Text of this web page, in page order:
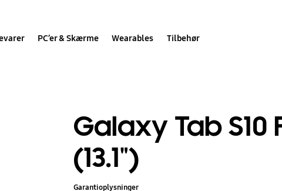
PC’er & Skærme Wearables Tilbehør
Galaxy Tab S10
(13.1")
Garantioplysninger